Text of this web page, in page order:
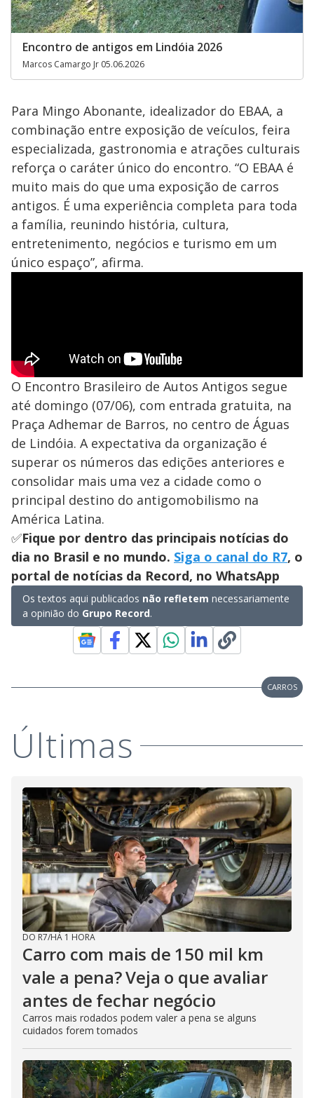
Encontro de antigos em Lindóia 2026
Marcos Camargo Jr 05.06.2026
Para Mingo Abonante, idealizador do EBAA, a
combinação entre exposição de veículos, feira
especializada, gastronomia e atrações culturais
reforça o caráter único do encontro. “O EBAA é
muito mais do que uma exposição de carros
antigos. É uma experiência completa para toda
a família, reunindo história, cultura,
entretenimento, negócios e turismo em um
único espaço”, afirma.
O Encontro Brasileiro de Autos Antigos segue
até domingo (07/06), com entrada gratuita, na
Praça Adhemar de Barros, no centro de Águas
de Lindóia. A expectativa da organização é
superar os números das edições anteriores e
consolidar mais uma vez a cidade como o
principal destino do antigomobilismo na
América Latina.
✅Fique por dentro das principais notícias do
dia no Brasil e no mundo. Siga o canal do R7, o
portal de notícias da Record, no WhatsApp
Os textos aqui publicados não refletem necessariamente
a opinião do Grupo Record.
CARROS
Últimas
DO R7/HÁ 1 HORA
Carro com mais de 150 mil km
vale a pena? Veja o que avaliar
antes de fechar negócio
Carros mais rodados podem valer a pena se alguns
cuidados forem tomados